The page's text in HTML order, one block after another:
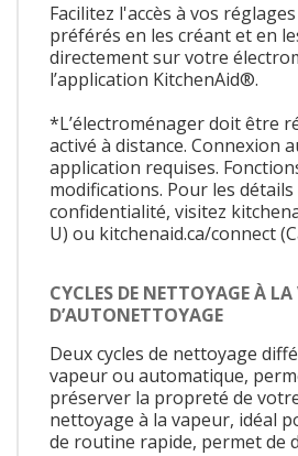
Facilitez l'accès à vos
préférés en les créant et en
directement sur votre
l’application KitchenAid®.
*L’électroménager doit être
activé à distance. Connexion
application requises.
modifications. Pour les détails
confidentialité, visitez
U) ou kitchenaid.ca/connect
CYCLES DE NETTOYAGE À LA
D’AUTONETTOYAGE
Deux cycles de nettoyage
vapeur ou automatique,
préserver la propreté de
nettoyage à la vapeur, idéal
de routine rapide, permet de